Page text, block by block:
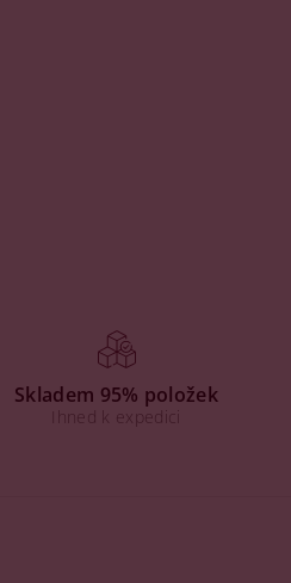
Skladem 95% položek
Ihned k expedici